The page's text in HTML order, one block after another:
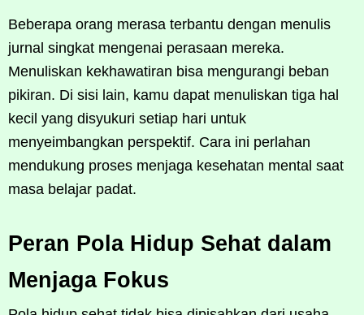
Beberapa orang merasa terbantu dengan menulis
jurnal singkat mengenai perasaan mereka.
Menuliskan kekhawatiran bisa mengurangi beban
pikiran. Di sisi lain, kamu dapat menuliskan tiga hal
kecil yang disyukuri setiap hari untuk
menyeimbangkan perspektif. Cara ini perlahan
mendukung proses menjaga kesehatan mental saat
masa belajar padat.
Peran Pola Hidup Sehat dalam
Menjaga Fokus